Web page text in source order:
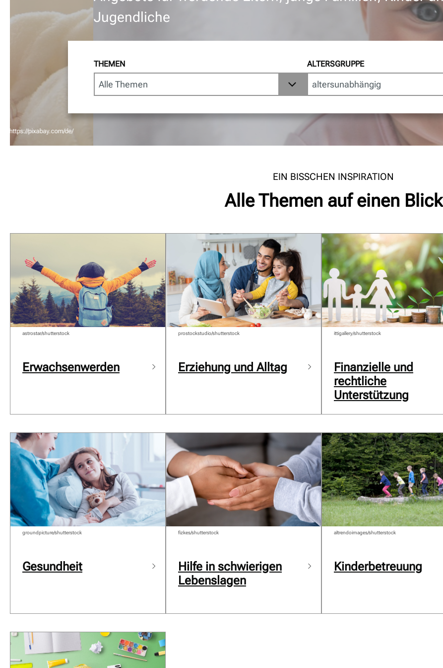
Jugendliche
THEMEN ALTERSGRUPPE
EIN BISSCHEN INSPIRATION
Alle Themen auf einen Blick
Erwachsenwerden
astrostar/shutterstock
Erziehung und Alltag
prostockstudio/shutterstock
Finanzielle und
rechtliche
Unterstützung
ittigallery/shutterstock
Gesundheit
groundpicture/shutterstock
Hilfe in schwierigen
Lebenslagen
fizkes/shutterstock
Kinderbetreuung
altrendoimages/shutterstock